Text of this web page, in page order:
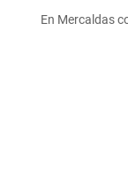
En Mercaldas